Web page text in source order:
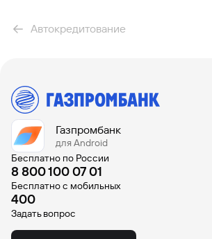
На БУ автомобиль
Рассчитать предварительный платеж
калькулятора автокредита
Автокредитование
Газпромбанк
для Android
Бесплатно по России
8 800 100 07 01
Бесплатно с мобильных
400
Задать вопрос